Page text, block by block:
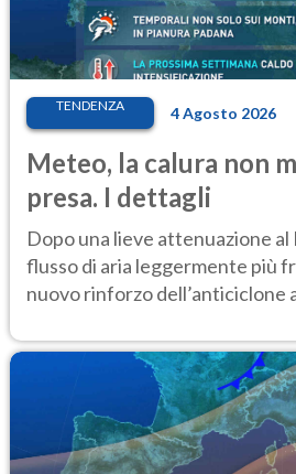
TENDENZA 4 Agosto 2026
Meteo, la calura non
presa. I dettagli
Dopo una lieve attenuazione al
flusso di aria leggermente più
nuovo rinforzo dell’anticiclone